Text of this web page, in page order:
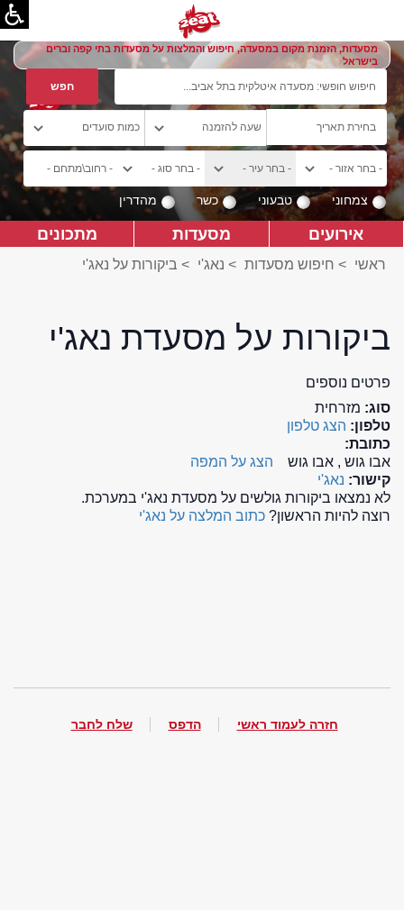
מסעדות, הזמנת מקום במסעדה, חיפוש והמלצות על מסעדות בתי קפה וברים
בישראל
צמחוני טבעוני כשר מהדרין
אירועים מסעדות מתכונים
ראשי > חיפוש מסעדות > נאג'י > ביקורות על נאג'י
ביקורות על מסעדת נאג'י
פרטים נוספים
סוג: מזרחית
טלפון: הצג טלפון
כתובת:
אבו גוש , אבו גוש
הצג על המפה
קישור: נאג'י
לא נמצאו ביקורות גולשים על מסעדת נאג'י במערכת.
רוצה להיות הראשון? כתוב המלצה על נאג'י
חזרה לעמוד ראשי הדפס שלח לחבר